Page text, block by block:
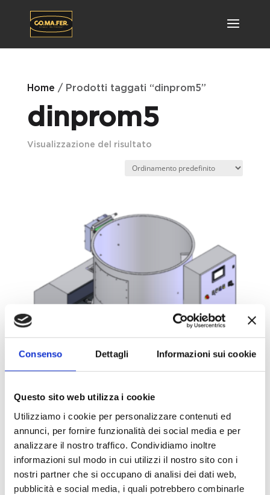
Consenso Dettagli Informazioni sui cookie
Questo sito web utilizza i cookie
Utilizziamo i cookie per personalizzare contenuti ed
annunci, per fornire funzionalità dei social media e per
analizzare il nostro traffico. Condividiamo inoltre
informazioni sul modo in cui utilizzi il nostro sito con i
nostri partner che si occupano di analisi dei dati web,
pubblicità e social media, i quali potrebbero combinarle
Home / Prodotti taggati “dinprom5”
dinprom5
Visualizzazione del risultato
Bricchettatrice Serie
Dinamic PRO M5
Confronta